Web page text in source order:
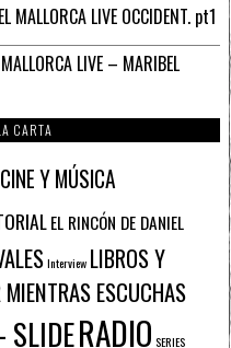
MALLORCA LIVE OCCIDENT. pt1
LIVE – MARIBEL
CARTA
CINE Y MÚSICA
EL RINCÓN DE DANIEL
Interview LIBROS Y
MIENTRAS ESCUCHAS
SLIDERADIO SERIES